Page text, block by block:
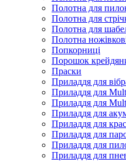
Полотна для
Полотна для
Полотна для
Полотна
Попкорниці
Порошок
Праски
Приладдя для
Приладдя для
Приладдя для
Приладдя для
Приладдя для
Приладдя для
Приладдя для
Приладдя для